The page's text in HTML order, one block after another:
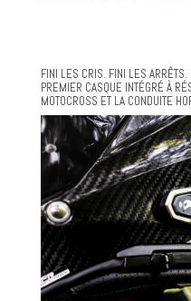
FINI LES CRIS. FINI LES ARRÊTS.
PREMIER CASQUE INTÉGRÉ À
MOTOCROSS ET LA CONDUITE